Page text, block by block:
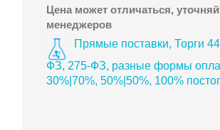
Цена может отличаться,
менеджеров
Прямые поставки, Торги
ФЗ, 275-ФЗ, разные формы
30%|70%, 50%|50%, 100%